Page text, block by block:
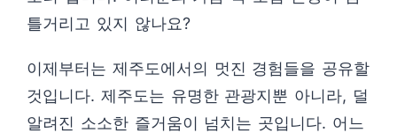
틀거리고 있지 않나요?
이제부터는 제주도에서의 멋진 경험들을 공유할
것입니다. 제주도는 유명한 관광지뿐 아니라, 덜
알려진 소소한 즐거움이 넘치는 곳입니다. 어느